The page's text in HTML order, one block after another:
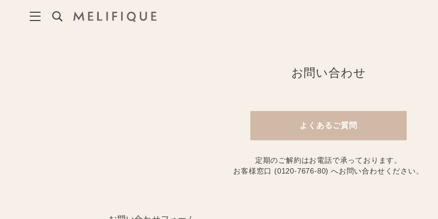
お問い合わせ
よくあるご質問
定期のご解約はお電話で承っております。
お客様窓口 (0120-7676-80) へお問い合わせください。